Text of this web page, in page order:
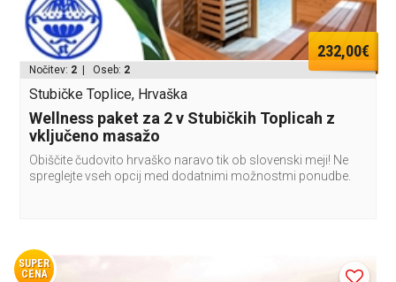
232,00€
Nočitev: 2 | Oseb: 2
Stubičke Toplice, Hrvaška
Wellness paket za 2 v Stubičkih Toplicah z
vključeno masažo
Obiščite čudovito hrvaško naravo tik ob slovenski meji! Ne
spreglejte vseh opcij med dodatnimi možnostmi ponudbe.
SUPER
CENA